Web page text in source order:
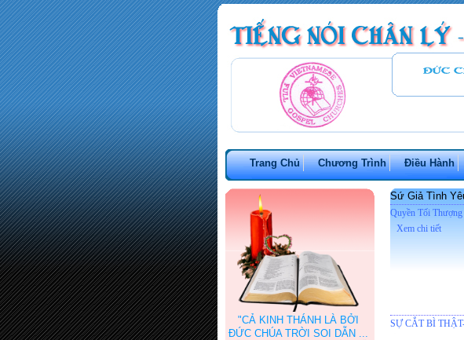
Trang Chủ Chương Trình Điều Hành
"CẢ KINH THÁNH LÀ BỞI
ĐỨC CHÚA TRỜI SOI DẪN ...
Sứ Giả Tình
Quyền Tối
Xem chi tiết
SỰ CẮT BÌ